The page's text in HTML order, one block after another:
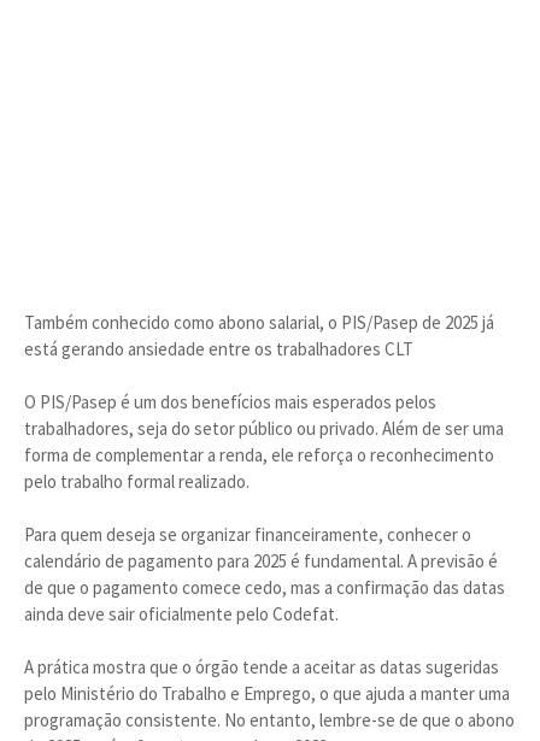
Também conhecido como abono salarial, o PIS/Pasep de 2025 já
está gerando ansiedade entre os trabalhadores CLT
O PIS/Pasep é um dos benefícios mais esperados pelos
trabalhadores, seja do setor público ou privado. Além de ser uma
forma de complementar a renda, ele reforça o reconhecimento
pelo trabalho formal realizado.
Para quem deseja se organizar financeiramente, conhecer o
calendário de pagamento para 2025 é fundamental. A previsão é
de que o pagamento comece cedo, mas a confirmação das datas
ainda deve sair oficialmente pelo Codefat.
A prática mostra que o órgão tende a aceitar as datas sugeridas
pelo Ministério do Trabalho e Emprego, o que ajuda a manter uma
programação consistente. No entanto, lembre-se de que o abono